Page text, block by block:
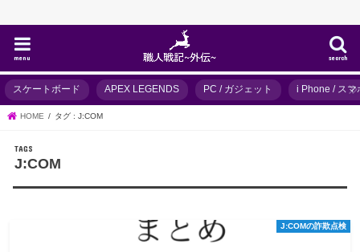
search
menu
スケートボード APEX LEGENDS PC / ガジェット i Phone / スマ
HOME タグ : J:COM
J:COM
J:COMの詐欺点検